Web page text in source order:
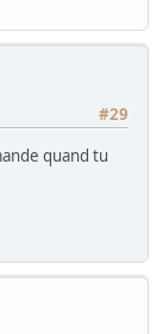
#29
quand tu